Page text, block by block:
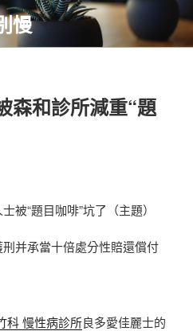
慢
森和診所減重“題
“題目咖啡”坑了（主題）
并承當十倍處分性賠還償付
科 慢性病診所良多愛佳麗士的